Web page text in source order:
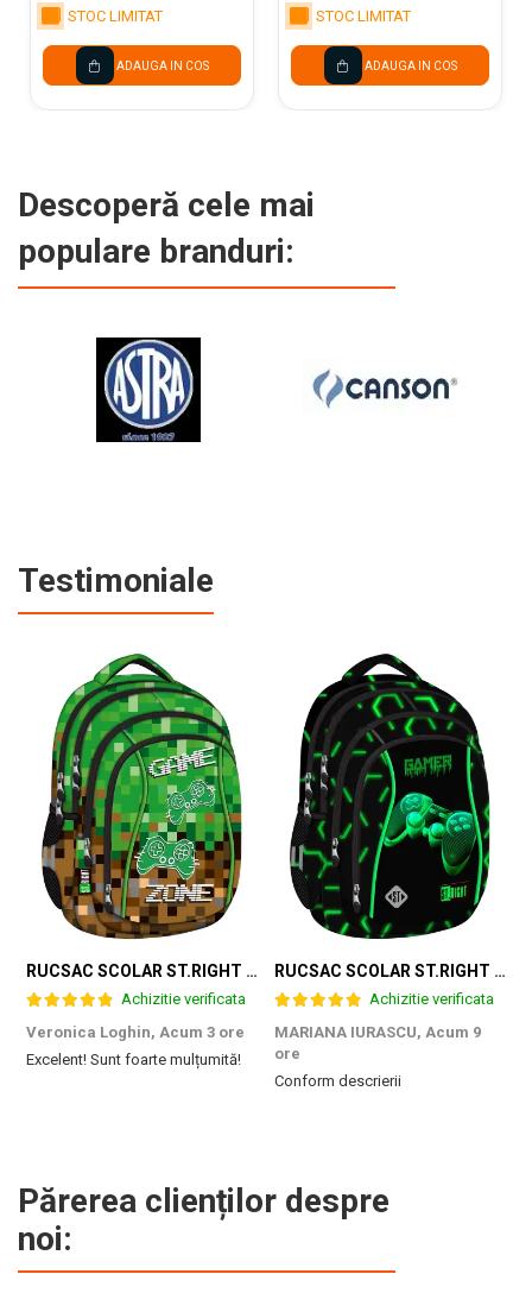
STOC LIMITAT
ADAUGA IN COS
STOC LIMITAT
ADAUGA IN COS
Descoperă cele mai
populare branduri:
Testimoniale
RUCSAC SCOLAR ST.RIGHT 4 COMPARTIMENTE BP-04 GAME ZONE 698187
Achizitie verificata
Veronica Loghin, Acum 3 ore
Excelent! Sunt foarte mulțumită!
RUCSAC SCOLAR ST.RIGHT 4 COMPARTIMENTE BP-04 GREEN LEVEL 301339
Achizitie verificata
MARIANA IURASCU, Acum 9
ore
Conform descrierii
Părerea clienților despre
noi: